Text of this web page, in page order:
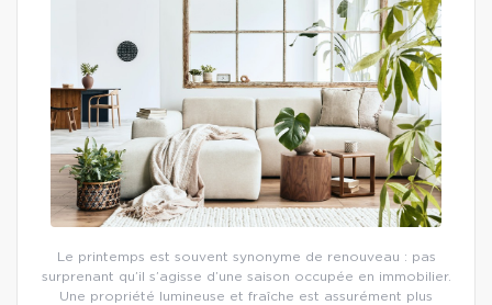
Le printemps est souvent synonyme de renouveau : pas
surprenant qu’il s’agisse d’une saison occupée en immobilier.
Une propriété lumineuse et fraîche est assurément plus